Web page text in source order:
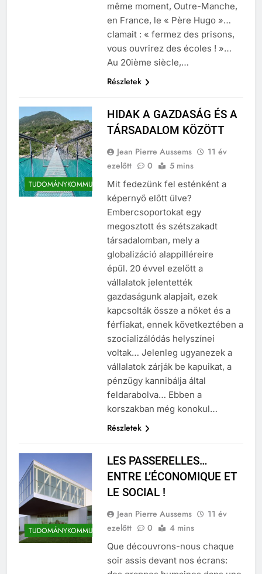
même moment, Outre-Manche,
en France, le « Père Hugo »…
clamait : « fermez des prisons,
vous ouvrirez des écoles ! »…
Au 20ième siècle,…
Részletek
TUDOMÁNYKOMMUNIKÁCIÓ
HIDAK A GAZDASÁG ÉS A
TÁRSADALOM KÖZÖTT
Jean Pierre Aussems
11 év
ezelőtt
0 5 mins
Mit fedezünk fel esténként a
képernyő előtt ülve?
Embercsoportokat egy
megosztott és szétszakadt
társadalomban, mely a
globalizáció alappilléreire
épül. 20 évvel ezelőtt a
vállalatok jelentették
gazdaságunk alapjait, ezek
kapcsolták össze a nőket és a
férfiakat, ennek következtében a
szocializálódás helyszínei
voltak… Jelenleg ugyanezek a
vállalatok zárják be kapuikat, a
pénzügy kannibálja által
feldarabolva… Ebben a
korszakban még konokul…
Részletek
TUDOMÁNYKOMMUNIKÁCIÓ
LES PASSERELLES…
ENTRE L’ÉCONOMIQUE ET
LE SOCIAL !
Jean Pierre Aussems
11 év
ezelőtt
0 4 mins
Que découvrons-nous chaque
soir assis devant nos écrans: